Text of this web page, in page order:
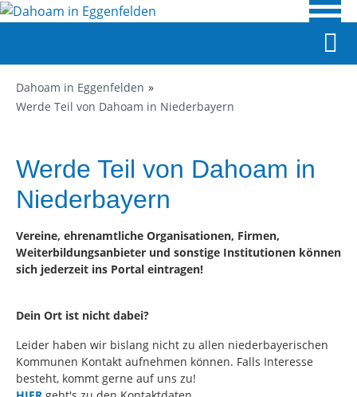
Dahoam in Eggenfelden
Werde Teil von Dahoam in Niederbayern
Werde Teil von Dahoam in
Niederbayern
Vereine, ehrenamtliche Organisationen, Firmen,
Weiterbildungsanbieter und sonstige Institutionen können
sich jederzeit ins Portal eintragen!
Dein Ort ist nicht dabei?
Leider haben wir bislang nicht zu allen niederbayerischen
Kommunen Kontakt aufnehmen können. Falls Interesse
besteht, kommt gerne auf uns zu!